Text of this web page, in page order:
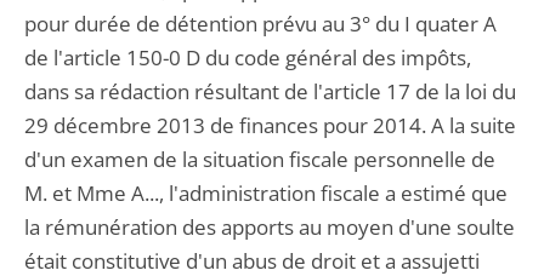
pour durée de détention prévu au 3° du I quater A
de l'article 150-0 D du code général des impôts,
dans sa rédaction résultant de l'article 17 de la loi du
29 décembre 2013 de finances pour 2014. A la suite
d'un examen de la situation fiscale personnelle de
M. et Mme A..., l'administration fiscale a estimé que
la rémunération des apports au moyen d'une soulte
était constitutive d'un abus de droit et a assujetti